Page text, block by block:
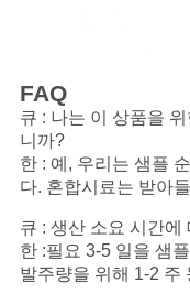
FAQ
큐 : 나는 이 상품을
니까?
한 : 예, 우리는 샘플
다. 혼합시료는 받아
큐 : 생산 소요 시간
한 :필요 3-5 일을 샘
발주량을 위해 1-2 주